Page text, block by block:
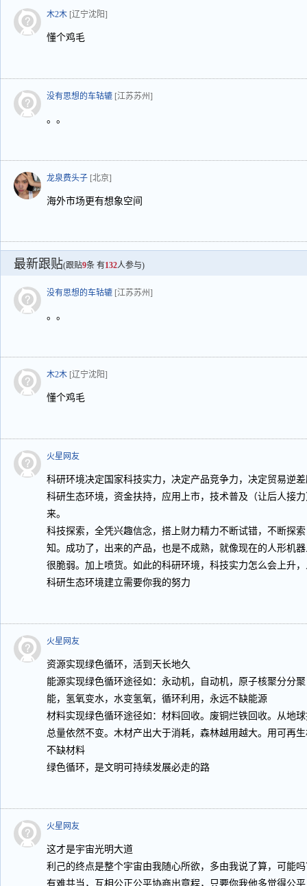
木2木 [辽宁沈阳]
懂个鸡毛
没有思想的车轱辘 [江苏苏州]
。。
龙泉费头子 [北京]
海外市场更有想象空间
最新跟贴(跟贴9条 有132人参与)
没有思想的车轱辘 [江苏苏州]
。。
木2木 [辽宁沈阳]
懂个鸡毛
火星网友
科研环境决定国家科技实力，决定产品竞争力，决定贸易逆
科研生态环境，资金扶持，应用上市，技术普及（让后人接
来。
科技探索，全凭兴趣信念，搭上财力精力不断试错，不断探
知。成功了，出来的产品，也是不成熟，就像现在的人形机
很脆弱。加上喷货。如此的科研环境，科技实力怎么会上升
科研生态环境建立需要你我的努力
火星网友
资源实现绿色循环，活到天长地久
能源实现绿色循环途径如：永动机，自动机，原子核聚分分
能，氢氧变水，水变氢氧，循环利用，永远不缺能源
材料实现绿色循环途径如：材料回收。废铜烂铁回收。从地
总量依然不变。木材产出大于消耗，森林越用越大。用可再
不缺材料
绿色循环，是文明可持续发展必走的路
火星网友
这才是宇宙光明大道
利己的终点是整个宇宙由我随心所欲，多由我说了算，可能
有难共当，互相公正公平协商出章程，只要你我他多觉得公